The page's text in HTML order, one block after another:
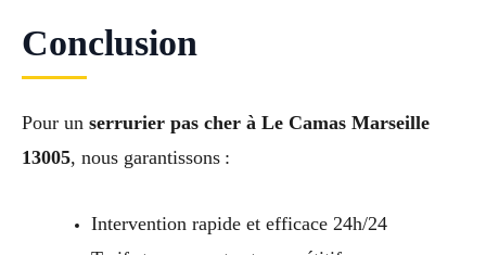
Conclusion
Pour un serrurier pas cher à Le Camas Marseille
13005, nous garantissons :
Intervention rapide et efficace 24h/24